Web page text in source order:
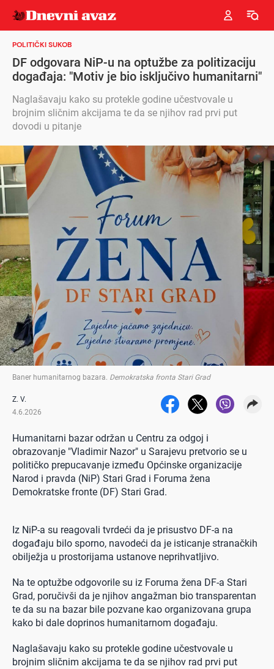
POLITIČKI SUKOB
DF odgovara NiP-u na optužbe za politizaciju
događaja: "Motiv je bio isključivo humanitarni"
Naglašavaju kako su protekle godine učestvovale u
brojnim sličnim akcijama te da se njihov rad prvi put
dovodi u pitanje
Baner humanitarnog bazara. Demokratska fronta Stari Grad
Z. V.
4.6.2026
Humanitarni bazar održan u Centru za odgoj i
obrazovanje "Vladimir Nazor" u Sarajevu pretvorio se u
političko prepucavanje između Općinske organizacije
Narod i pravda (NiP) Stari Grad i Foruma žena
Demokratske fronte (DF) Stari Grad.
Iz NiP-a su reagovali tvrdeći da je prisustvo DF-a na
događaju bilo sporno, navodeći da je isticanje stranačkih
obilježja u prostorijama ustanove neprihvatljivo.
Na te optužbe odgovorile su iz Foruma žena DF-a Stari
Grad, poručivši da je njihov angažman bio transparentan
te da su na bazar bile pozvane kao organizovana grupa
kako bi dale doprinos humanitarnom događaju.
Naglašavaju kako su protekle godine učestvovale u
brojnim sličnim akcijama te da se njihov rad prvi put